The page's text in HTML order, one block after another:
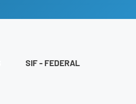
SIF - FEDERAL